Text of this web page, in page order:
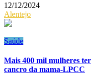
12/12/2024
Alentejo
Saúde
Mais 400 mil mulheres
cancro da mama-LPCC